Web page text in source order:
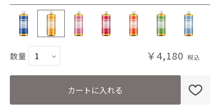
数量 ￥4,180
PE(ペパーミント)
CH(チェリーブロッサム)
RO(ローズ)
カートに入れる